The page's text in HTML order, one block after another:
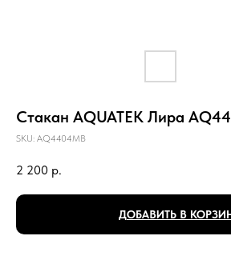
Стакан AQUATEK Лира
SKU: AQ4404MB
2 200 р.
ДОБАВИТЬ В